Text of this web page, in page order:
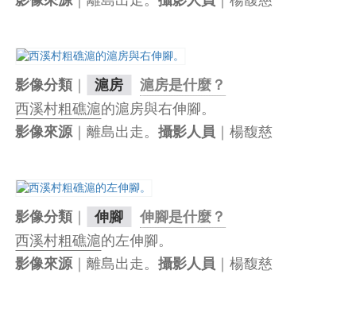
影像分類｜ 滬房 滬房是什麼？
西溪村粗礁滬的滬房與右伸腳。
影像來源｜離島出走。攝影人員 ｜楊馥慈
影像分類｜ 伸腳 伸腳是什麼？
西溪村粗礁滬的左伸腳。
影像來源｜離島出走。攝影人員 ｜楊馥慈